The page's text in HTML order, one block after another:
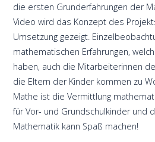
die ersten Grunderfahrungen der
Video wird das Konzept des
Umsetzung gezeigt.
mathematischen Erfahrungen,
haben, auch die Mitarbeiterinnen
die Eltern der Kinder kommen zu
Mathe ist die Vermittlung
für Vor- und Grundschulkinder und
Mathematik kann Spaß machen!